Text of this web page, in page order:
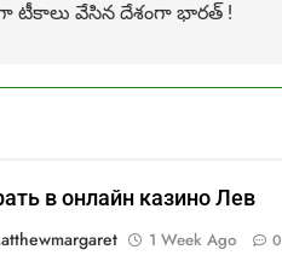
టీకాలు వేసిన దేశంగా భారత్ !
в онлайн казино Лев
1 Week Ago 0